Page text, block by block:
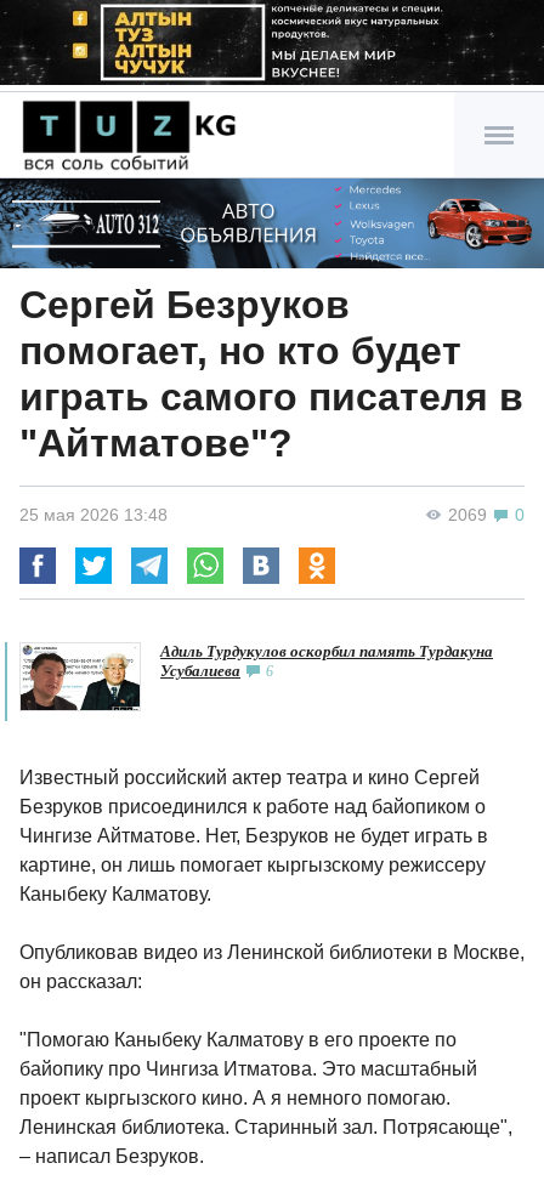
Сергей Безруков
помогает, но кто будет
играть самого писателя в
"Айтматове"?
2069 0
25 мая 2026 13:48
Адиль Турдукулов оскорбил память Турдакуна
Усубалиева
6
Известный российский актер театра и кино Сергей
Безруков присоединился к работе над байопиком о
Чингизе Айтматове. Нет, Безруков не будет играть в
картине, он лишь помогает кыргызскому режиссеру
Каныбеку Калматову.
Опубликовав видео из Ленинской библиотеки в Москве,
он рассказал:
"Помогаю Каныбеку Калматову в его проекте по
байопику про Чингиза Итматова. Это масштабный
проект кыргызского кино. А я немного помогаю.
Ленинская библиотека. Старинный зал. Потрясающе",
– написал Безруков.